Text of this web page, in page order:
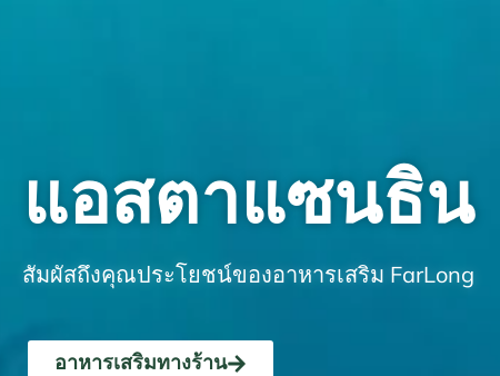
แอสตาแซนธิน
สัมผัสถึงคุณประโยชน์ของอาหารเสริม FarLong
อาหารเสริมทางร้าน